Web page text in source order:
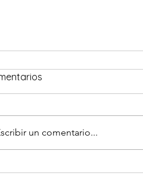
#DecileNoAGraham
La titular de la Defensoría de
vulneraban derechos
fundamentales de la niñez,...
un comentario...